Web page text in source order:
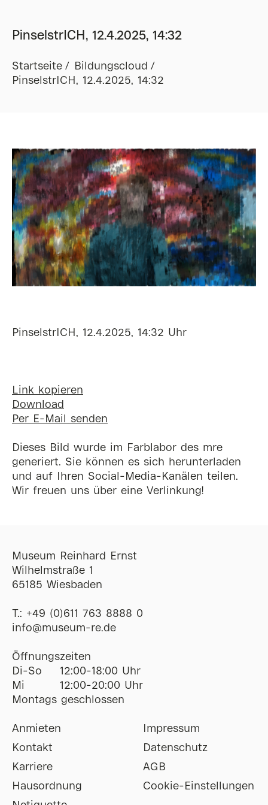
PinselstrICH, 12.4.2025, 14:32
Startseite
Bildungscloud
PinselstrICH, 12.4.2025, 14:32
PinselstrICH, 12.4.2025, 14:32 Uhr
Link kopieren
Download
Per E-Mail senden
Dieses Bild wurde im Farblabor des mre
generiert. Sie können es sich herunterladen
und auf Ihren Social-Media-Kanälen teilen.
Wir freuen uns über eine Verlinkung!
Museum Reinhard Ernst
Wilhelmstraße 1
65185 Wiesbaden
T.: +49 (0)611 763 8888 0
ofni@museum-re de
Öffnungszeiten
Di-So
12:00-18:00 Uhr
Mi
12:00-20:00 Uhr
Montags geschlossen
Anmieten
Kontakt
Karriere
Hausordnung
Impressum
Datenschutz
AGB
Cookie-Einstellungen